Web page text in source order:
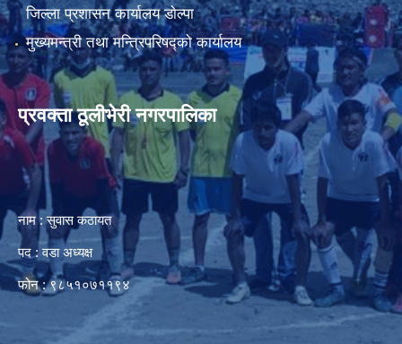
जिल्ला प्रशासन कार्यालय डाेल्पा
मुख्यमन्त्री तथा मन्त्रिपरिषद्को कार्यालय
प्रवक्ता ठूलीभेरी नगरपालिका
नाम : सुवास कठायत
पद : वडा अध्यक्ष
फोन : ९८५१०७११९४